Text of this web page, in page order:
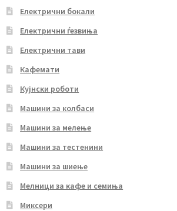
Електрични бокали
Електрични ѓезвиња
Електрични тави
Кафемати
Кујнски роботи
Машини за колбаси
Машини за мелење
Машини за тестенини
Машини за шиење
Мелници за кафе и семиња
Миксери